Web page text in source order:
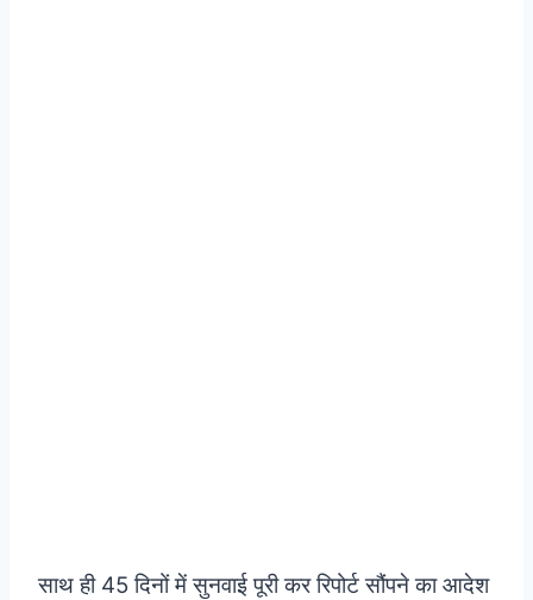
साथ ही 45 दिनों में सुनवाई पूरी कर रिपोर्ट सौंपने का आदेश